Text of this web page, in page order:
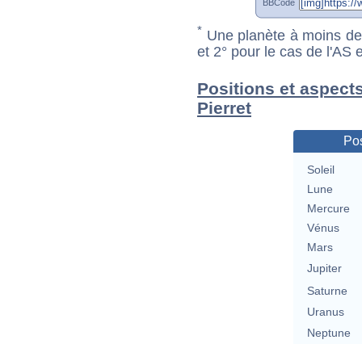
BBCode
* Une planète à moins
et 2° pour le cas de l'AS
Positions et
Pierret
Soleil
Lune
Mercure
Vénus
Mars
Jupiter
Saturne
Uranus
Neptune